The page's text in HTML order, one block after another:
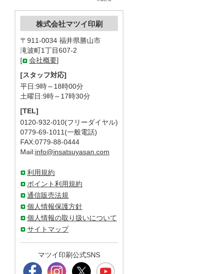
株式会社マツイ印刷
〒911-0034 福井県勝山市
滝波町1丁目607-2
[
会社概要]
[スタッフ対応]
平日:9時～18時00分
土曜日:9時～17時30分
[TEL]
0120-932-010(フリーダイヤル)
0779-69-1011(一般電話)
FAX:0779-88-0444
Mail:info@insatsuyasan.com
利用規約
ポイント利用規約
通信販売法規
個人情報保護方針
個人情報の取り扱いについて
サイトマップ
マツイ印刷公式SNS